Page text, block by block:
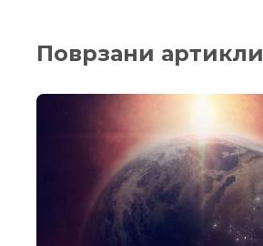
Поврзани артикли